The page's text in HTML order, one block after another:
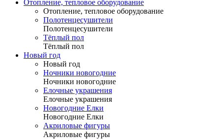
Отопление, тепловое оборудование
Отопление, тепловое оборудование
Полотенцесушители
Полотенцесушители
Тёплый пол
Тёплый пол
Новый год
Новый год
Ночники новогодние
Ночники новогодние
Елочные украшения
Елочные украшения
Новогодние Елки
Новогодние Елки
Акриловые фигуры
Акриловые фигуры